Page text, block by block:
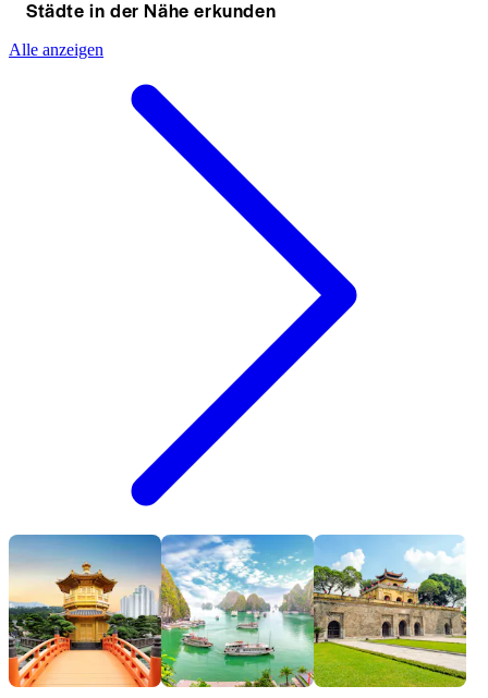
Städte in der Nähe erkunden
Alle anzeigen